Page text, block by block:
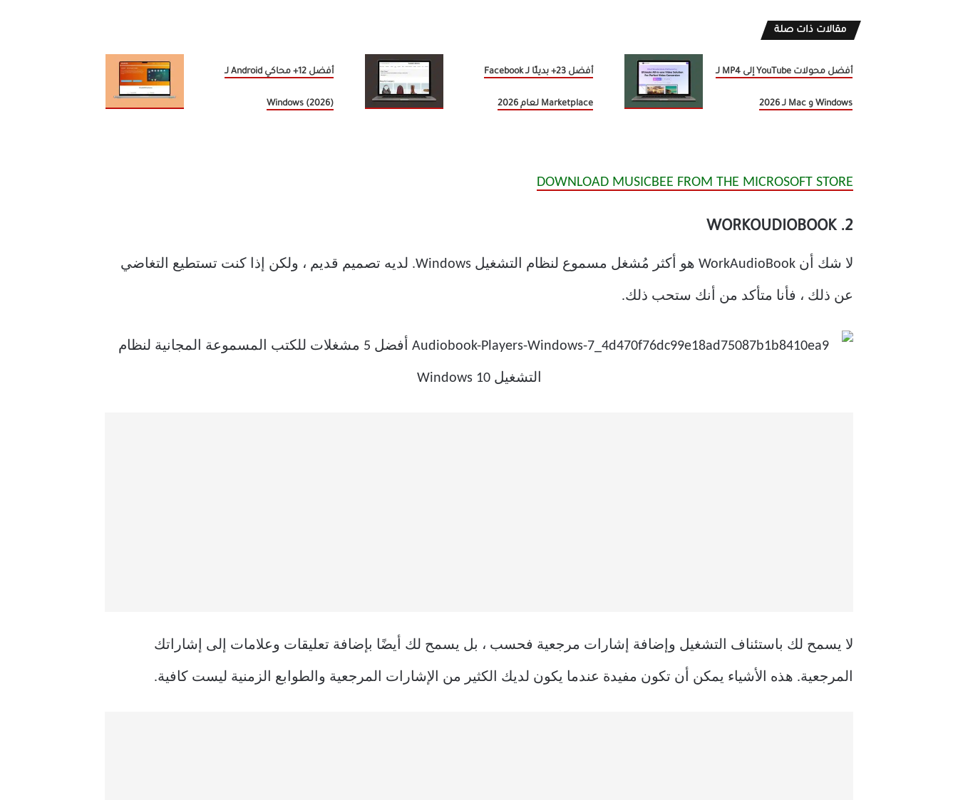
مقالات ذات صلة
أفضل 12+ محاكي Android لـ
Windows (2026)
أفضل 23+ بديلًا لـ Facebook
Marketplace لعام 2026
أفضل محولات YouTube إلى MP4 لـ
Windows و Mac لـ 2026
DOWNLOAD MUSICBEE FROM THE MICROSOFT STORE
2. WORKOUDIOBOOK
لا شك أن WorkAudioBook هو أكثر مُشغل مسموع لنظام التشغيل Windows. لديه تصميم قديم ، ولكن إذا كنت تستطيع التغاضي
عن ذلك ، فأنا متأكد من أنك ستحب ذلك.
لا يسمح لك باستئناف التشغيل وإضافة إشارات مرجعية فحسب ، بل يسمح لك أيضًا بإضافة تعليقات وعلامات إلى إشاراتك
المرجعية. هذه الأشياء يمكن أن تكون مفيدة عندما يكون لديك الكثير من الإشارات المرجعية والطوابع الزمنية ليست كافية.